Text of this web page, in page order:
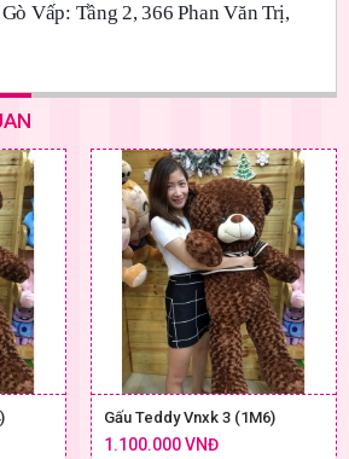
Vấp: Tầng 2, 366 Phan Văn Trị,
Gấu Teddy Vnxk 3 (1M6)
1.100.000 VNĐ